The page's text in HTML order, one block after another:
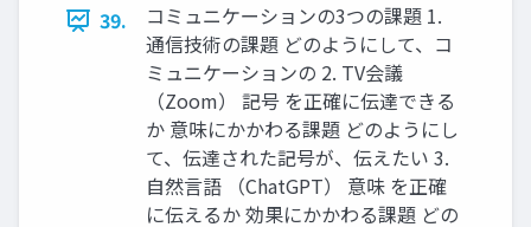
39.
コミュニケーションの3つの課題 1.
通信技術の課題 どのようにして、コ
ミュニケーションの 2. TV会議
（Zoom） 記号 を正確に伝達できる
か 意味にかかわる課題 どのようにし
て、伝達された記号が、伝えたい 3.
自然言語 （ChatGPT） 意味 を正確
に伝えるか 効果にかかわる課題 どの